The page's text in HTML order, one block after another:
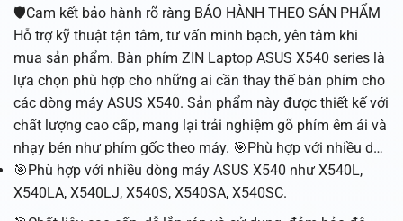
🛡️Cam kết bảo hành rõ ràng BẢO HÀNH THEO SẢN PHẨM
Hỗ trợ kỹ thuật tận tâm, tư vấn minh bạch, yên tâm khi
mua sản phẩm. Bàn phím ZIN Laptop ASUS X540 series là
lựa chọn phù hợp cho những ai cần thay thế bàn phím cho
các dòng máy ASUS X540. Sản phẩm này được thiết kế với
chất lượng cao cấp, mang lại trải nghiệm gõ phím êm ái và
nhạy bén như phím gốc theo máy. 🎯Phù hợp với nhiều d…
🎯Phù hợp với nhiều dòng máy ASUS X540 như X540L,
X540LA, X540LJ, X540S, X540SA, X540SC.